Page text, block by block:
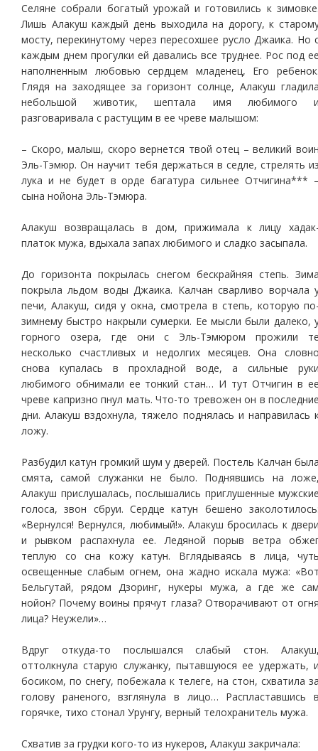
Селяне собрали богатый урожай и готовились к
Лишь Алакуш каждый день выходила на дорогу, к
мосту, перекинутому через пересохшее русло Джаика. Но
каждым днем прогулки ей давались все труднее. Рос под
наполненным любовью сердцем младенец, Его
Глядя на заходящее за горизонт солнце, Алакуш
небольшой животик, шептала имя любимого
разговаривала с растущим в ее чреве малышом:
– Скоро, малыш, скоро вернется твой отец – великий
Эль-Тэмюр. Он научит тебя держаться в седле, стрелять
лука и не будет в орде багатура сильнее Отчигина***
сына нойона Эль-Тэмюра.
Алакуш возвращалась в дом, прижимала к лицу
платок мужа, вдыхала запах любимого и сладко засыпала.
До горизонта покрылась снегом бескрайняя степь.
покрыла льдом воды Джаика. Калчан сварливо ворчала
печи, Алакуш, сидя у окна, смотрела в степь, которую
зимнему быстро накрыли сумерки. Ее мысли были далеко,
горного озера, где они с Эль-Тэмюром прожили
несколько счастливых и недолгих месяцев. Она
снова купалась в прохладной воде, а сильные
любимого обнимали ее тонкий стан… И тут Отчигин в
чреве капризно пнул мать. Что-то тревожен он в
дни. Алакуш вздохнула, тяжело поднялась и направилась
ложу.
Разбудил катун громкий шум у дверей. Постель Калчан
смята, самой служанки не было. Поднявшись на
Алакуш прислушалась, послышались приглушенные
голоса, звон сбруи. Сердце катун бешено
«Вернулся! Вернулся, любимый!». Алакуш бросилась к
и рывком распахнула ее. Ледяной порыв ветра
теплую со сна кожу катун. Вглядываясь в лица,
освещенные слабым огнем, она жадно искала мужа:
Бельгутай, рядом Дзоринг, нукеры мужа, а где же
нойон? Почему воины прячут глаза? Отворачивают от
лица? Неужели»…
Вдруг откуда-то послышался слабый стон.
оттолкнула старую служанку, пытавшуюся ее удержать,
босиком, по снегу, побежала к телеге, на стон, схватила
голову раненого, взглянула в лицо… Распластавшись
горячке, тихо стонал Урунгу, верный телохранитель мужа.
Схватив за грудки кого-то из нукеров, Алакуш закричала: